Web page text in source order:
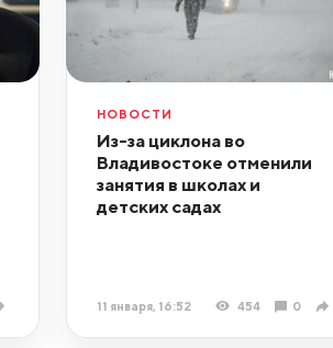
НОВОСТИ
Из-за циклона во
Владивостоке отменили
занятия в школах и
детских садах
11 января, 16:52 454 0